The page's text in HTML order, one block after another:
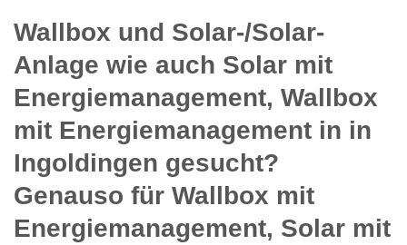
Wallbox und Solar-/Solar-
Anlage wie auch Solar mit
Energiemanagement, Wallbox
mit Energiemanagement in in
Ingoldingen gesucht?
Genauso für Wallbox mit
Energiemanagement, Solar mit